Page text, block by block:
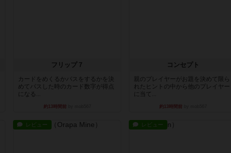
フリップ７
カードをめくるかパスをするかを決
めてパスした時のカード数字が得点
になる...
約13時間前
コンセプト
親のプレイヤーがお題を決めて限ら
れたヒントの中から他のプレイヤー
に当て...
約13時間前
レビュー レビュー